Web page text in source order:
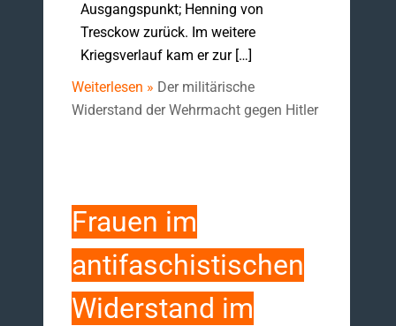
Ausgangspunkt; Henning von
Tresckow zurück. Im weitere
Kriegsverlauf kam er zur […]
Weiterlesen » Der militärische
Widerstand der Wehrmacht gegen Hitler
Frauen im
antifaschistischen
Widerstand im